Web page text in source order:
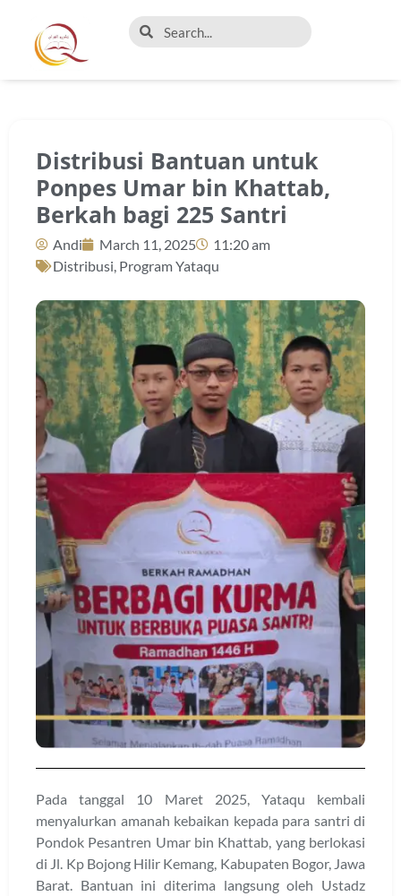
Distribusi Bantuan untuk
Ponpes Umar bin Khattab,
Berkah bagi 225 Santri
Andi March 11, 2025
11:20 am
Distribusi, Program Yataqu
Pada tanggal 10 Maret 2025, Yataqu kembali
menyalurkan amanah kebaikan kepada para santri di
Pondok Pesantren Umar bin Khattab, yang berlokasi
di Jl. Kp Bojong Hilir Kemang, Kabupaten Bogor, Jawa
Barat. Bantuan ini diterima langsung oleh Ustadz